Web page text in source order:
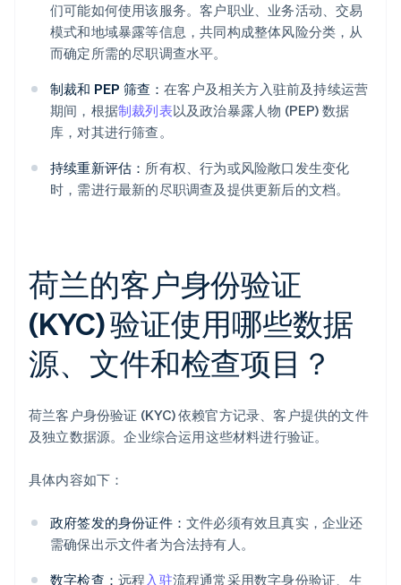
们可能如何使用该服务。客户职业、业务活动、交易
模式和地域暴露等信息，共同构成整体风险分类，从
而确定所需的尽职调查水平。
制裁和 PEP 筛查：在客户及相关方入驻前及持续运营
期间，根据制裁列表以及政治暴露人物 (PEP) 数据
库，对其进行筛查。
持续重新评估： 所有权、行为或风险敞口发生变化
时，需进行最新的尽职调查及提供更新后的文档。
荷兰的客户身份验证
(KYC) 验证使用哪些数据
源、文件和检查项目？
荷兰客户身份验证 (KYC) 依赖官方记录、客户提供的文件
及独立数据源。企业综合运用这些材料进行验证。
具体内容如下：
政府签发的身份证件： 文件必须有效且真实，企业还
需确保出示文件者为合法持有人。
数字检查： 远程入驻流程通常采用数字身份验证、生